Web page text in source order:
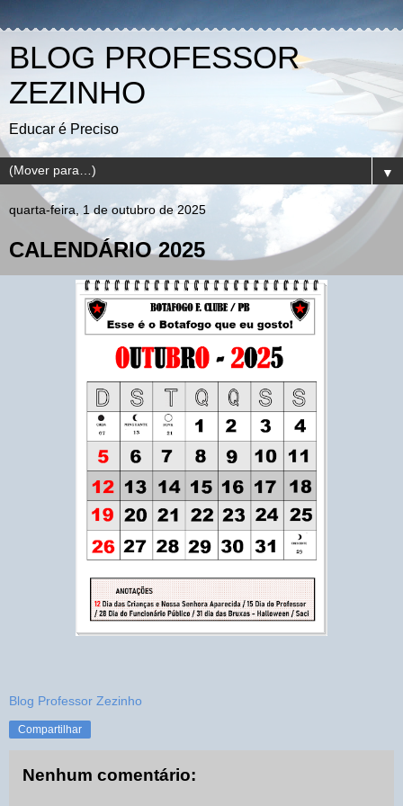
BLOG PROFESSOR
ZEZINHO
Educar é Preciso
▼
quarta-feira, 1 de outubro de 2025
CALENDÁRIO 2025
Blog Professor Zezinho
Compartilhar
Nenhum comentário: